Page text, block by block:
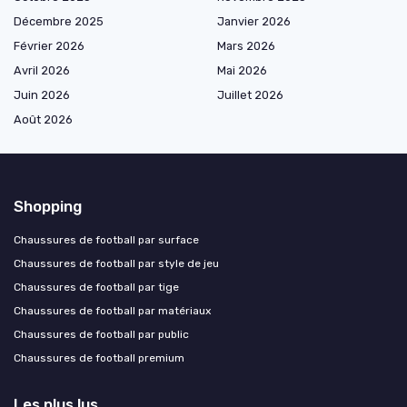
Décembre 2025
Janvier 2026
Février 2026
Mars 2026
Avril 2026
Mai 2026
Juin 2026
Juillet 2026
Août 2026
Shopping
Chaussures de football par surface
Chaussures de football par style de jeu
Chaussures de football par tige
Chaussures de football par matériaux
Chaussures de football par public
Chaussures de football premium